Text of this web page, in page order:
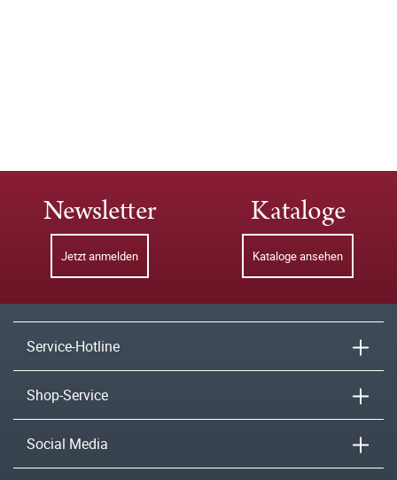
Newsletter
Jetzt anmelden
Kataloge
Kataloge ansehen
Service-Hotline
Shop-Service
Social Media